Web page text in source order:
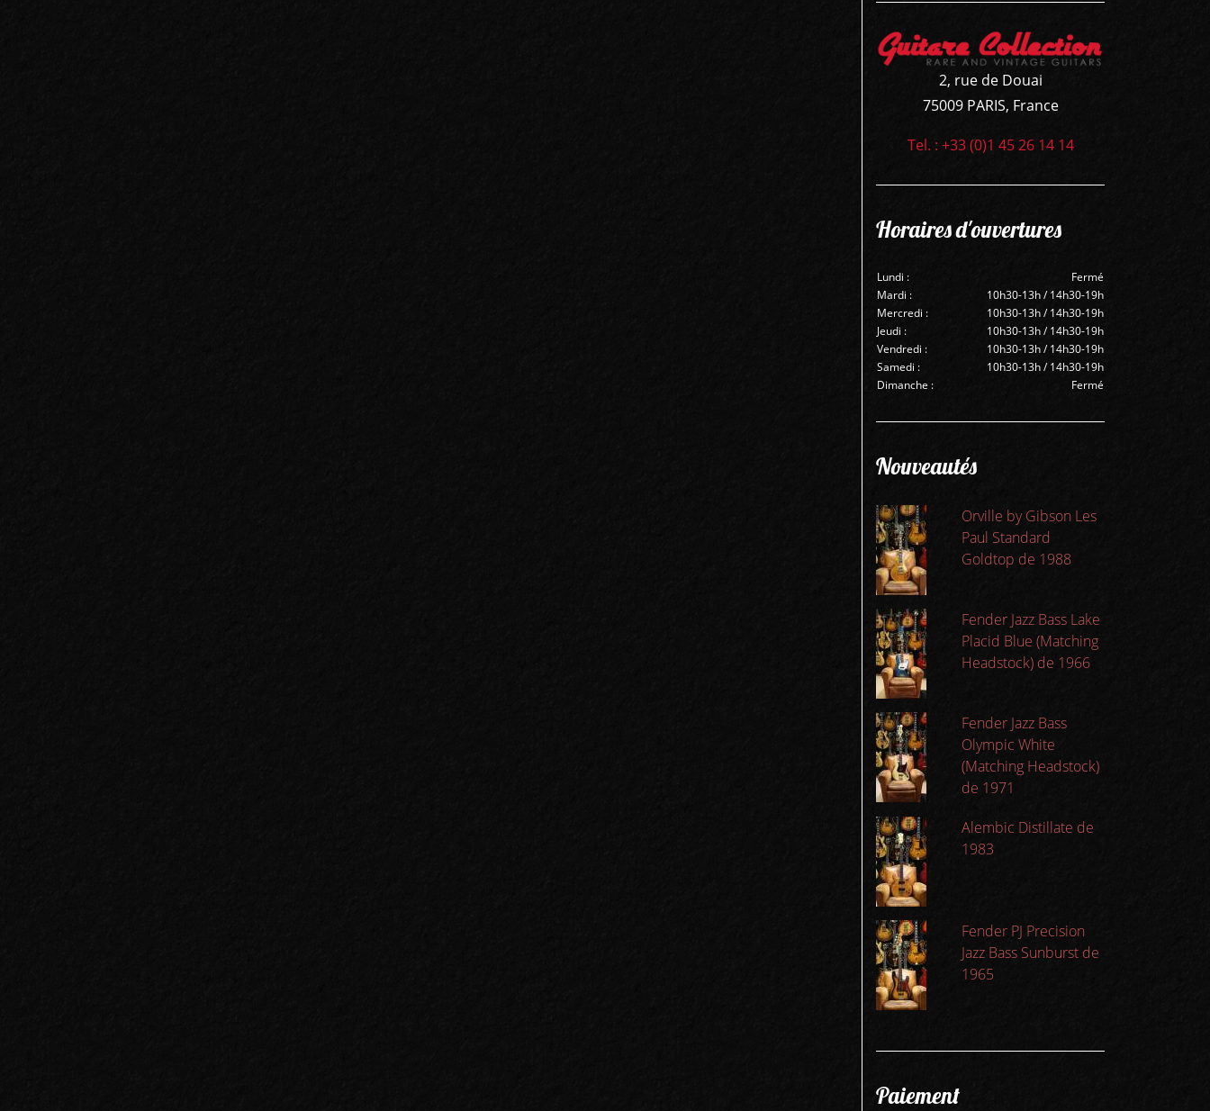
2, rue de Douai
75009 PARIS, France
Tel. : +33 (0)1 45 26 14 14
Horaires d'ouvertures
Lundi :
Fermé
Mardi :
10h30-13h / 14h30-19h
Mercredi :
10h30-13h / 14h30-19h
Jeudi :
10h30-13h / 14h30-19h
Vendredi :
10h30-13h / 14h30-19h
Samedi :
10h30-13h / 14h30-19h
Dimanche :
Fermé
Nouveautés
Orville by Gibson Les
Paul Standard
Goldtop de 1988
Fender Jazz Bass Lake
Placid Blue (Matching
Headstock) de 1966
Fender Jazz Bass
Olympic White
(Matching Headstock)
de 1971
Alembic Distillate de
1983
Fender PJ Precision
Jazz Bass Sunburst de
1965
Paiement